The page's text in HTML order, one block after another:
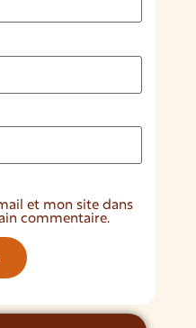
et mon site dans
commentaire.